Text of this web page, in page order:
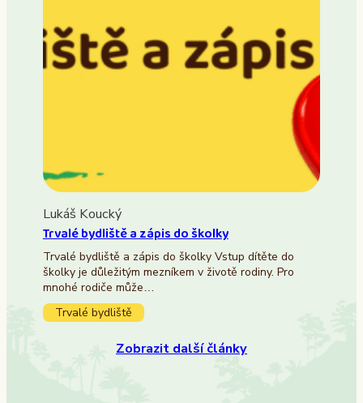
Lukáš Koucký
Trvalé bydliště a zápis do školky
Trvalé bydliště a zápis do školky Vstup dítěte do
školky je důležitým mezníkem v životě rodiny. Pro
mnohé rodiče může…
Trvalé bydliště
Zobrazit další články